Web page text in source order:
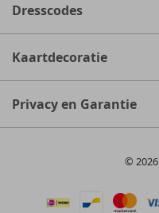
Dresscodes
Kaartdecoratie
Privacy en Garantie
© 2026